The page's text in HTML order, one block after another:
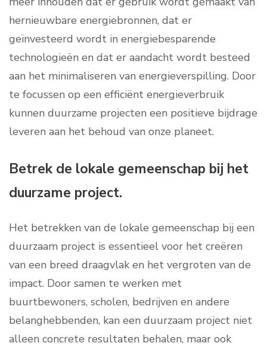
hernieuwbare energiebronnen, dat er
geïnvesteerd wordt in energiebesparende
technologieën en dat er aandacht wordt besteed
aan het minimaliseren van energieverspilling. Door
te focussen op een efficiënt energieverbruik
kunnen duurzame projecten een positieve bijdrage
leveren aan het behoud van onze planeet.
Betrek de lokale gemeenschap bij het
duurzame project.
Het betrekken van de lokale gemeenschap bij een
duurzaam project is essentieel voor het creëren
van een breed draagvlak en het vergroten van de
impact. Door samen te werken met
buurtbewoners, scholen, bedrijven en andere
belanghebbenden, kan een duurzaam project niet
alleen concrete resultaten behalen, maar ook